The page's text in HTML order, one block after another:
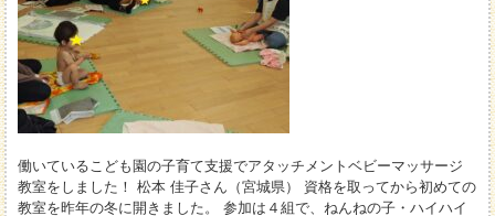
働いているこども園の子育て支援でアタッチメントベビーマッサージ
教室をしました！ 松本 佳子さん（宮城県） 資格を取ってから初めての
教室を昨年の冬に開きました。 参加は４組で、ねんねの子・ハイハイ